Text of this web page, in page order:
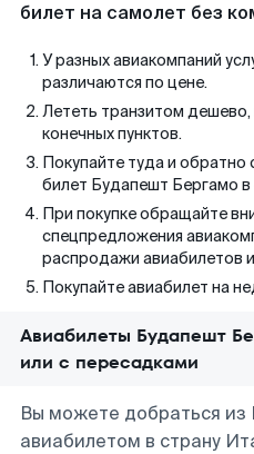
билет на самолет без
У разных авиакомпаний
различаются по цене.
Лететь транзитом
конечных пунктов.
Покупайте туда и обратно
билет Будапешт Бергамо в
При покупке обращайте
спецпредложения
распродажи авиабилетов
Покупайте авиабилет на
Авиабилеты Будапешт
или с пересадками
Вы можете добраться
авиабилетом в страну